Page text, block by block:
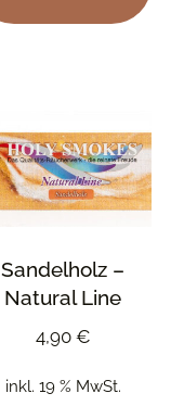
Sandelholz –
Natural Line
4,90 €
inkl. 19 % MwSt.